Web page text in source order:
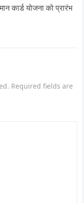
कार्ड योजना को प्रारंभ
Required fields are